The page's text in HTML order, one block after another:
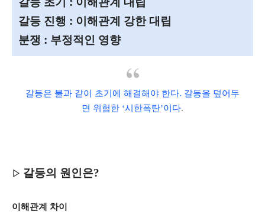
갈등 진행 : 이해관계 강한 대립
분쟁 : 부정적인 영향
갈등은 불과 같이 초기에 해결해야 한다. 갈등을 덮어두
면 위험한 ‘시한폭탄’이다.
▷ 갈등의 원인은?
이해관계 차이